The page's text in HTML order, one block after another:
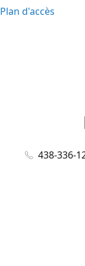
Plan d'accès
438-336-